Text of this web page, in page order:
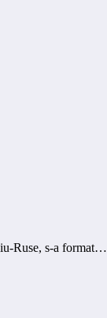
Ruse, s-a format…